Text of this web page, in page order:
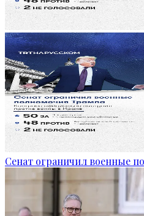
Сенат ограничил военные